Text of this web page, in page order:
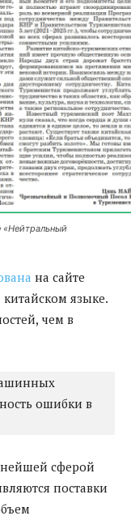
«Нейтральный
на сайте
языке.
чем в
ошибки в
сферой
поставки